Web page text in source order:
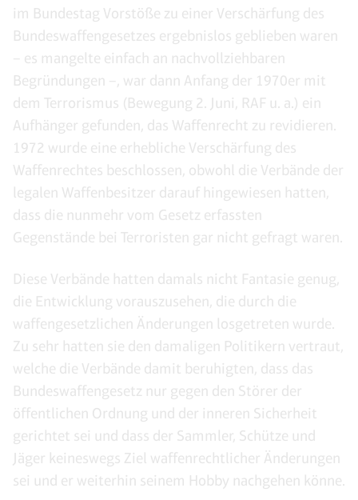
im Bundestag Vorstöße zu einer Verschärfung des
Bundeswaffengesetzes ergebnislos geblieben waren
– es mangelte einfach an nachvollziehbaren
Begründungen –, war dann Anfang der 1970er mit
dem Terrorismus (Bewegung 2. Juni, RAF u. a.) ein
Aufhänger gefunden, das Waffenrecht zu revidieren.
1972 wurde eine erhebliche Verschärfung des
Waffenrechtes beschlossen, obwohl die Verbände der
legalen Waffenbesitzer darauf hingewiesen hatten,
dass die nunmehr vom Gesetz erfassten
Gegenstände bei Terroristen gar nicht gefragt waren.
Diese Verbände hatten damals nicht Fantasie genug,
die Entwicklung vorauszusehen, die durch die
waffengesetzlichen Änderungen losgetreten wurde.
Zu sehr hatten sie den damaligen Politikern vertraut,
welche die Verbände damit beruhigten, dass das
Bundeswaffengesetz nur gegen den Störer der
öffentlichen Ordnung und der inneren Sicherheit
gerichtet sei und dass der Sammler, Schütze und
Jäger keineswegs Ziel waffenrechtlicher Änderungen
sei und er weiterhin seinem Hobby nachgehen könne.